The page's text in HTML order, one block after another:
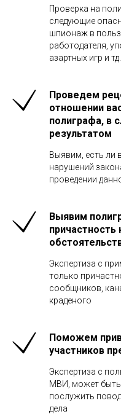
Проверка на
следующие
шпионаж в
работодателя,
азартных игр и тд.
Проведем
отношении
полиграфа, в
результатом
Выявим, есть ли
нарушений
проведении
Выявим
причастность
Экспертиза с
только
сообщников,
краденого
Поможем
участников
Экспертиза с
МВИ, может быть
послужить
дела